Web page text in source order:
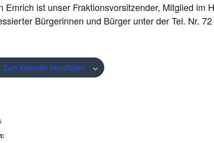
Emrich ist unser Fraktionsvorsitzender, Mitglied im
Bürgerinnen und Bürger unter der Tel. Nr.
Zum Kalender hinzufügen